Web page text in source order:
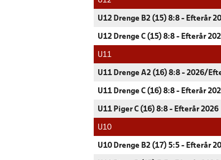
U12 Drenge B2 (15) 8:8 - Efterår
U12 Drenge C (15) 8:8 - Efterår
U11
U11 Drenge A2 (16) 8:8 - 2026/
U11 Drenge C (16) 8:8 - Efterår
U11 Piger C (16) 8:8 - Efterår 2026
U10
U10 Drenge B2 (17) 5:5 - Efterår